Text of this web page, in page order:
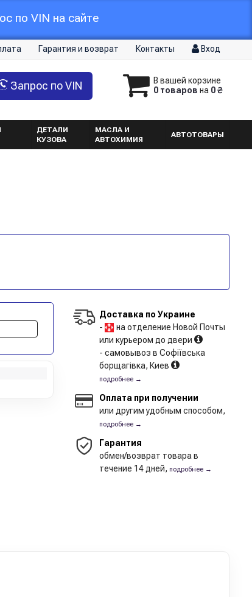
по VIN на сайте
Гарантия и возврат Контакты Вход
В вашей корзине
0 товаров на 0 ₴
Запрос по VIN
ДЕТАЛИ
КУЗОВА
МАСЛА И
АВТОХИМИЯ
АВТОТОВАРЫ
Доставка по Украине
-
на отделение Новой Почты
или курьером до двери
- самовывоз в Софіївська
борщагівка, Киев
подробнее →
Оплата при получении
или другим удобным способом,
подробнее →
Гарантия
обмен/возврат товара в
течение 14 дней, подробнее →